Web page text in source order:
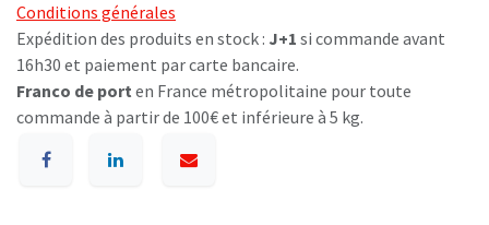
Conditions générales
Expédition des produits en stock : J+1 si commande avant
16h30 et paiement par carte bancaire.
Franco de port en France métropolitaine pour toute
commande à partir de 100€ et inférieure à 5 kg.